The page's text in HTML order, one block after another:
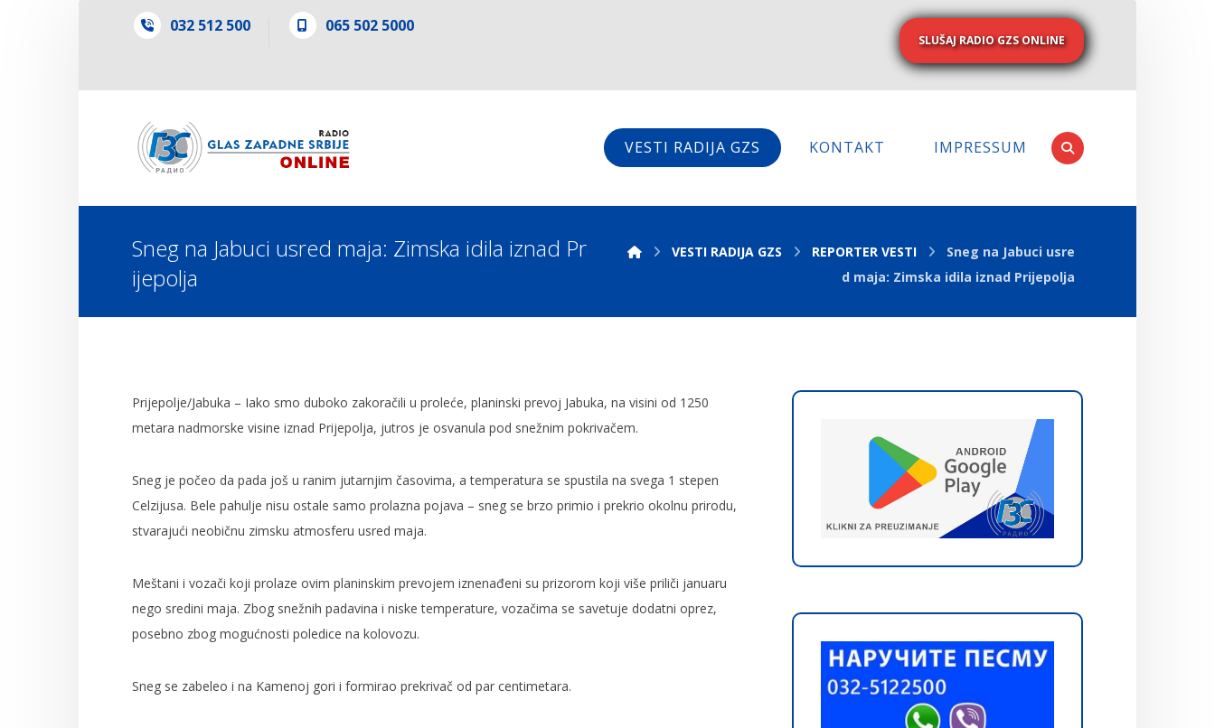
032 512 500 065 502 5000
SLUŠAJ RADIO GZS ONLINE
VESTI RADIJA GZS KONTAKT IMPRESSUM
Sneg na Jabuci usred maja: Zimska idila iznad Pr
ijepolja
VESTI RADIJA GZS REPORTER VESTI
Sneg na Jabuci usre
d maja: Zimska idila iznad Prijepolja
Prijepolje/Jabuka – Iako smo duboko zakoračili u proleće, planinski prevoj Jabuka, na visini od 1250
metara nadmorske visine iznad Prijepolja, jutros je osvanula pod snežnim pokrivačem.
Sneg je počeo da pada još u ranim jutarnjim časovima, a temperatura se spustila na svega 1 stepen
Celzijusa. Bele pahulje nisu ostale samo prolazna pojava – sneg se brzo primio i prekrio okolnu prirodu,
stvarajući neobičnu zimsku atmosferu usred maja.
Meštani i vozači koji prolaze ovim planinskim prevojem iznenađeni su prizorom koji više priliči januaru
nego sredini maja. Zbog snežnih padavina i niske temperature, vozačima se savetuje dodatni oprez,
posebno zbog mogućnosti poledice na kolovozu.
Sneg se zabeleo i na Kamenoj gori i formirao prekrivač od par centimetara.